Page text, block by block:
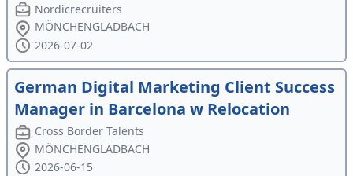
Nordicrecruiters
MÖNCHENGLADBACH
2026-07-02
German Digital Marketing Client Success
Manager in Barcelona w Relocation
Cross Border Talents
MÖNCHENGLADBACH
2026-06-15